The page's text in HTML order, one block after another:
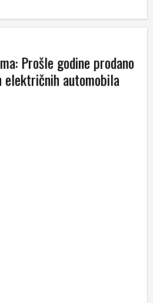
Prošle godine prodano
automobila